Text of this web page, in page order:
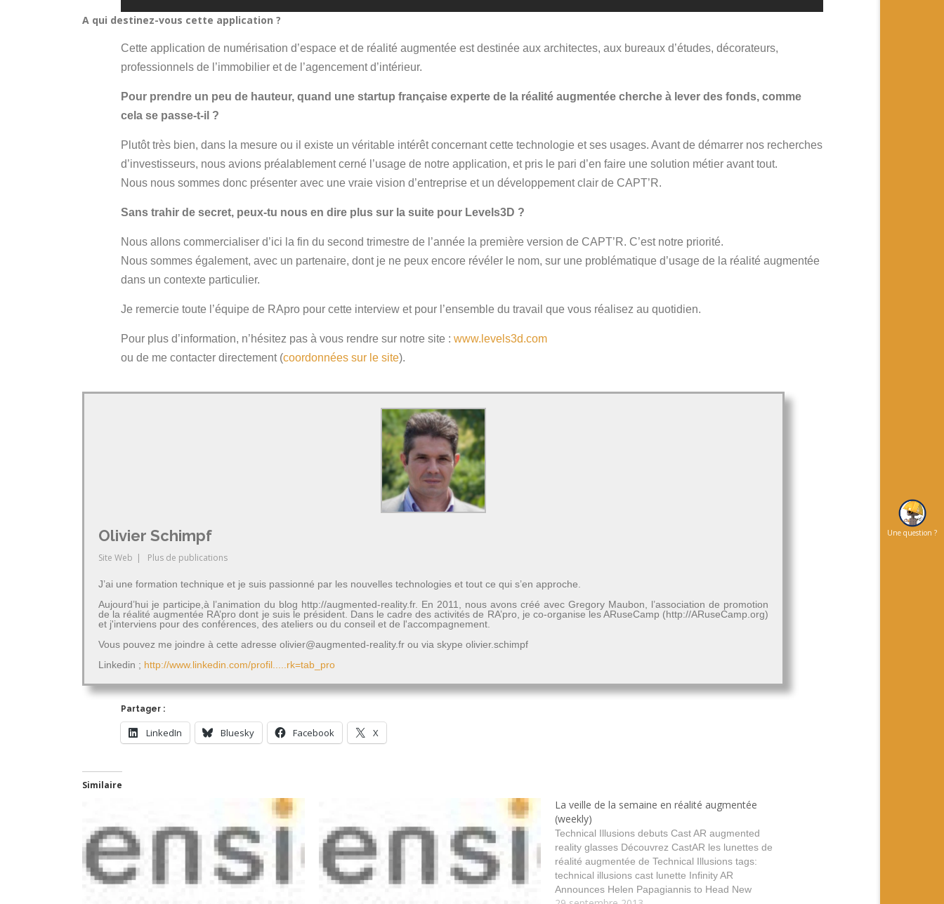
A qui destinez-vous cette application ?
Cette application de numérisation d’espace et de réalité augmentée est destinée aux architectes, aux bureaux d’études, décorateurs,
professionnels de l’immobilier et de l’agencement d’intérieur.
Pour prendre un peu de hauteur, quand une startup française experte de la réalité augmentée cherche à lever des fonds, comme
cela se passe-t-il ?
Plutôt très bien, dans la mesure ou il existe un véritable intérêt concernant cette technologie et ses usages. Avant de démarrer nos recherches
d’investisseurs, nous avions préalablement cerné l’usage de notre application, et pris le pari d’en faire une solution métier avant tout.
Nous nous sommes donc présenter avec une vraie vision d’entreprise et un développement clair de CAPT’R.
Sans trahir de secret, peux-tu nous en dire plus sur la suite pour Levels3D ?
Nous allons commercialiser d’ici la fin du second trimestre de l’année la première version de CAPT’R. C’est notre priorité.
Nous sommes également, avec un partenaire, dont je ne peux encore révéler le nom, sur une problématique d’usage de la réalité augmentée
dans un contexte particulier.
Je remercie toute l’équipe de RApro pour cette interview et pour l’ensemble du travail que vous réalisez au quotidien.
Pour plus d’information, n’hésitez pas à vous rendre sur notre site : www.levels3d.com
ou de me contacter directement (coordonnées sur le site).
Olivier Schimpf
Site Web | Plus de publications
J’ai une formation technique et je suis passionné par les nouvelles technologies et tout ce qui s’en approche.
Aujourd’hui je participe,à l’animation du blog http://augmented-reality.fr. En 2011, nous avons créé avec Gregory Maubon, l’association de promotion
de la réalité augmentée RA’pro dont je suis le président. Dans le cadre des activités de RA’pro, je co-organise les ARuseCamp (http://ARuseCamp.org)
et j'interviens pour des conférences, des ateliers ou du conseil et de l'accompagnement.
Vous pouvez me joindre à cette adresse olivier@augmented-reality.fr ou via skype olivier.schimpf
Linkedin ; http://www.linkedin.com/profil.....rk=tab_pro
Partager :
LinkedIn Bluesky Facebook X
Similaire
La veille de la semaine en réalité augmentée
(weekly)
Technical Illusions debuts Cast AR augmented
reality glasses Découvrez CastAR les lunettes de
réalité augmentée de Technical Illusions tags:
technical illusions cast lunette Infinity AR
Announces Helen Papagiannis to Head New
Une question ?